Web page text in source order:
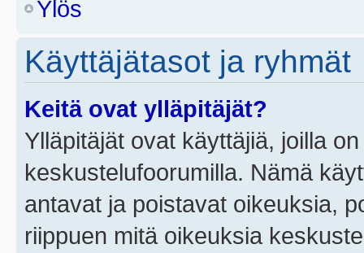
Ylös
Käyttäjätasot ja ryhmät
Keitä ovat ylläpitäjät?
Ylläpitäjät ovat käyttäjiä, joilla
keskustelufoorumilla. Nämä
antavat ja poistavat oikeuksia,
riippuen mitä oikeuksia